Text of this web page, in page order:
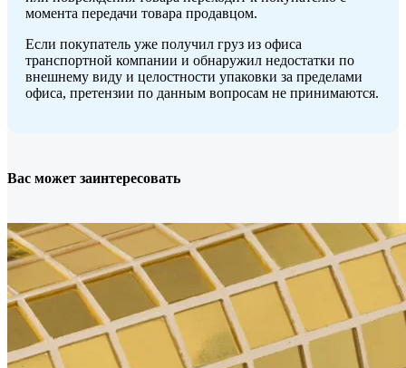
момента передачи товара продавцом.
Если покупатель уже получил груз из офиса
транспортной компании и обнаружил недостатки по
внешнему виду и целостности упаковки за пределами
офиса, претензии по данным вопросам не принимаются.
Вас может заинтересовать